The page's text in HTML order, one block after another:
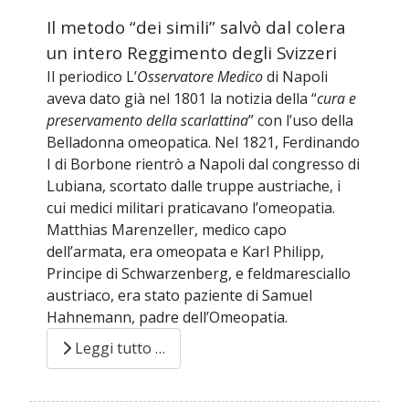
Il metodo “dei simili” salvò dal colera
un intero Reggimento degli Svizzeri
Il periodico L’Osservatore Medicodi Napoli
aveva dato già nel 1801 la notizia della “cura e
preservamento della scarlattina” con l’uso della
Belladonna omeopatica. Nel 1821, Ferdinando
I di Borbone rientrò a Napoli dal congresso di
Lubiana, scortato dalle truppe austriache, i
cui medici militari praticavano l’omeopatia.
Matthias Marenzeller, medico capo
dell’armata, era omeopata e Karl Philipp,
Principe di Schwarzenberg, e feldmaresciallo
austriaco, era stato paziente di Samuel
Hahnemann, padre dell’Omeopatia.
Leggi tutto …